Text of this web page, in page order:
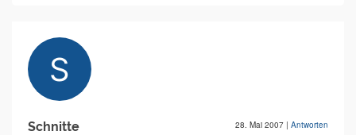
Schnitte 28. Mai 2007 | Antworten